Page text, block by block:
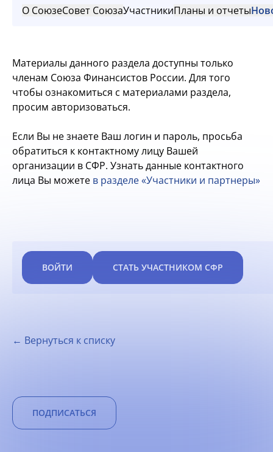
О СоюзеСовет СоюзаУчастникиПланы и отчеты
Материалы данного раздела доступны только
членам Союза Финансистов России. Для того
чтобы ознакомиться с материалами раздела,
просим авторизоваться.
Если Вы не знаете Ваш логин и пароль, просьба
обратиться к контактному лицу Вашей
организации в СФР. Узнать данные контактного
лица Вы можете в разделе «Участники и партнеры»
ВОЙТИ СТАТЬ УЧАСТНИКОМ СФР
← Вернуться к списку
ПОДПИСАТЬСЯ